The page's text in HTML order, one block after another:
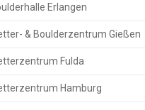
Erlangen
& Boulderzentrum Gießen
Fulda
Hamburg